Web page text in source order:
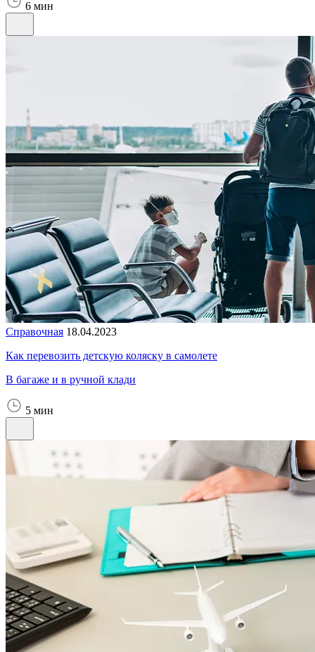
6 мин
Справочная 18.04.2023
Как перевозить детскую коляску в самолете
В багаже и в ручной клади
5 мин